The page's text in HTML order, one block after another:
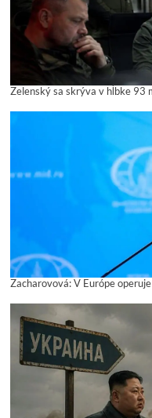
Zelenský sa skrýva v hĺbke 93
Zacharovová: V Európe